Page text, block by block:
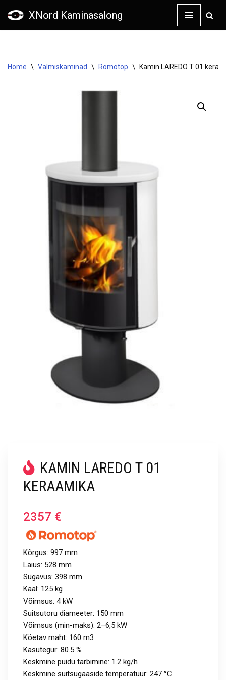
XNord Kaminasalong
Home \ Valmiskaminad \ Romotop \ Kamin LAREDO T 01
KAMIN LAREDO T 01
KERAAMIKA
2357 €
Kõrgus: 997 mm
Laius: 528 mm
Sügavus: 398 mm
Kaal: 125 kg
Võimsus: 4 kW
Suitsutoru diameeter: 150 mm
Võimsus (min-maks): 2–6,5 kW
Köetav maht: 160 m3
Kasutegur: 80.5 %
Keskmine puidu tarbimine: 1.2 kg/h
Keskmine suitsugaaside temperatuur: 247 °C